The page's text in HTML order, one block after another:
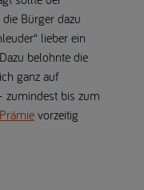
Bürger dazu
lieber ein
belohnte die
ganz auf
zumindest bis zum
vorzeitig